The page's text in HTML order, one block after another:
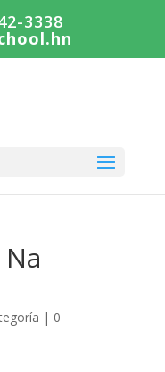
3338
| 0